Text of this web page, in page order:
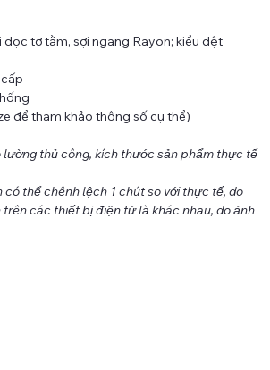
tơ tằm, sợi ngang Rayon; kiểu dệt
để tham khảo thông số cụ thể)
thủ công, kích thước sản phẩm thực tế
thể chênh lệch 1 chút so với thực tế, do
các thiết bị điện tử là khác nhau, do ảnh